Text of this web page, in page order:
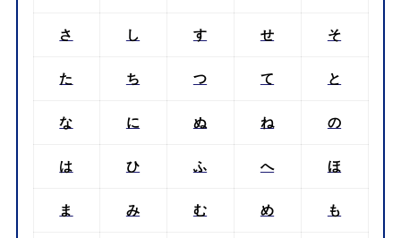
さ し す せ そ
た ち つ て と
な に ぬ ね の
は ひ ふ へ ほ
ま み む め も